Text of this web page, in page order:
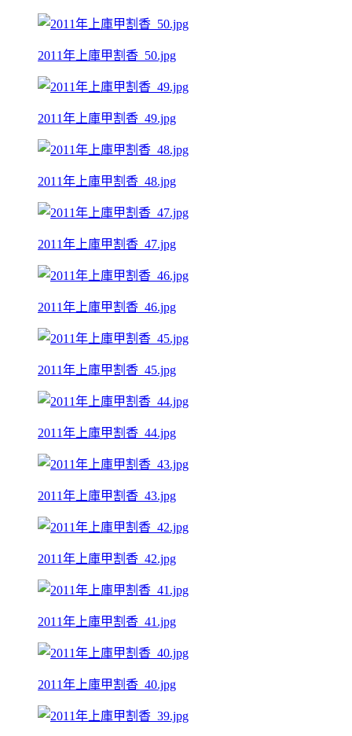
2011年上庫甲割香_50.jpg
2011年上庫甲割香_49.jpg
2011年上庫甲割香_48.jpg
2011年上庫甲割香_47.jpg
2011年上庫甲割香_46.jpg
2011年上庫甲割香_45.jpg
2011年上庫甲割香_44.jpg
2011年上庫甲割香_43.jpg
2011年上庫甲割香_42.jpg
2011年上庫甲割香_41.jpg
2011年上庫甲割香_40.jpg